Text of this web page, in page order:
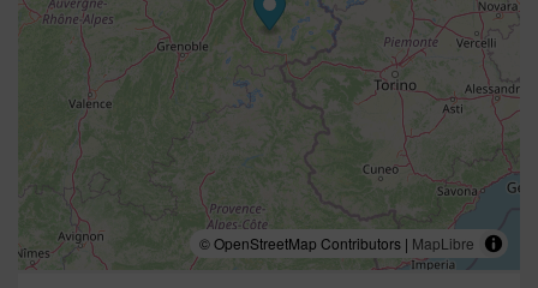
© OpenStreetMap Contributors | MapLibre